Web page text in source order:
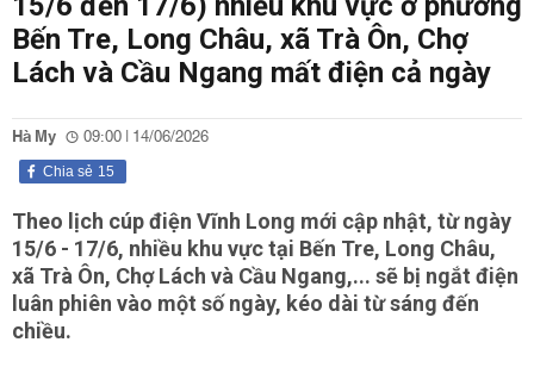
Bến Tre, Long Châu, xã Trà Ôn, Chợ
Lách và Cầu Ngang mất điện cả ngày
Hà My 09:00 | 14/06/2026
15
Chia sẻ
Theo lịch cúp điện Vĩnh Long mới cập nhật, từ ngày
15/6 - 17/6, nhiều khu vực tại Bến Tre, Long Châu,
xã Trà Ôn, Chợ Lách và Cầu Ngang,... sẽ bị ngắt điện
luân phiên vào một số ngày, kéo dài từ sáng đến
chiều.